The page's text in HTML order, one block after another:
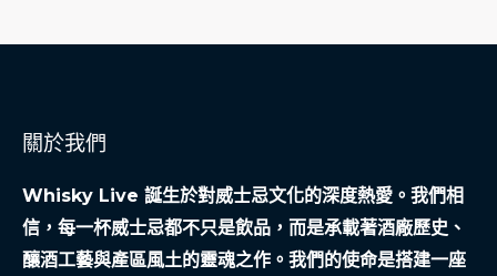
關於我們
Whisky Live 誕生於對威士忌文化的深度熱愛。我們相
信，每一杯威士忌都不只是飲品，而是承載著酒廠歷史、
釀酒工藝與產區風土的靈魂之作。我們的使命是搭建一座